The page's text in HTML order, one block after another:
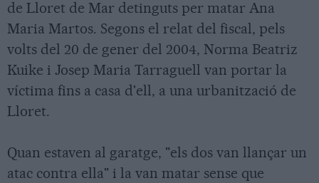
de Lloret de Mar detinguts per matar Ana
Maria Martos. Segons el relat del fiscal, pels
volts del 20 de gener del 2004, Norma Beatriz
Kuike i Josep Maria Tarraguell van portar la
víctima fins a casa d'ell, a una urbanització de
Lloret.
Quan estaven al garatge, "els dos van llançar un
atac contra ella" i la van matar sense que